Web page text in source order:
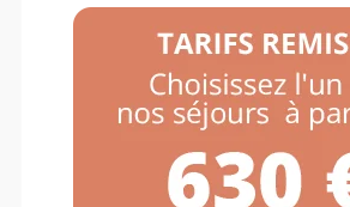
Vous êtes une entreprise, une
un centre médicalisé, une
Domaine de l’Espérance vous